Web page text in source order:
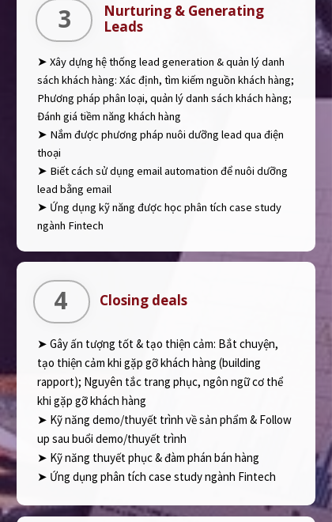
Closing deals
➤ Gây ấn tượng tốt & tạo thiện cảm: Bắt chuyện,
tạo thiện cảm khi gặp gỡ khách hàng (building
rapport); Nguyên tắc trang phục, ngôn ngữ cơ thể
khi gặp gỡ khách hàng
➤ Kỹ năng demo/thuyết trình về sản phẩm & Follow
up sau buổi demo/thuyết trình
➤ Kỹ năng thuyết phục & đàm phán bán hàng
➤ Ứng dụng phân tích case study ngành Fintech
4
Nurturing & Generating
Leads
➤ Xây dựng hệ thống lead generation & quản lý danh
sách khách hàng: Xác định, tìm kiếm nguồn khách hàng;
Phương pháp phân loại, quản lý danh sách khách hàng;
Đánh giá tiềm năng khách hàng
➤ Nắm được phương pháp nuôi dưỡng lead qua điện
thoại
➤ Biết cách sử dụng email automation để nuôi dưỡng
lead bằng email
➤ Ứng dụng kỹ năng được học phân tích case study
ngành Fintech
3